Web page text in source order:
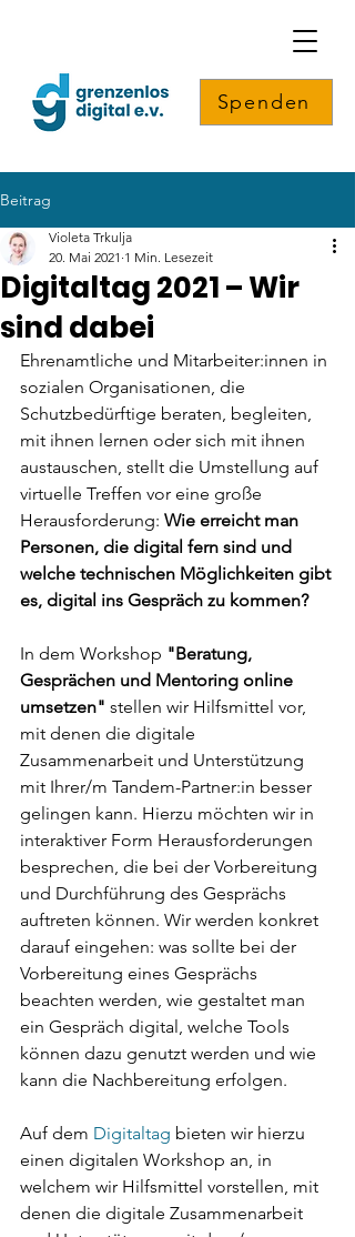
Spenden
Beitrag
Digitaltag 2021 – Wir
sind dabei
Violeta Trkulja
20. Mai 2021 1 Min. Lesezeit
Ehrenamtliche und Mitarbeiter:innen in
sozialen Organisationen, die
Schutzbedürftige beraten, begleiten,
mit ihnen lernen oder sich mit ihnen
austauschen, stellt die Umstellung auf
virtuelle Treffen vor eine große
Herausforderung: Wie erreicht man
Personen, die digital fern sind und
welche technischen Möglichkeiten gibt
es, digital ins Gespräch zu kommen?
In dem Workshop "Beratung,
Gesprächen und Mentoring online
umsetzen" stellen wir Hilfsmittel vor,
mit denen die digitale
Zusammenarbeit und Unterstützung
mit Ihrer/m Tandem-Partner:in besser
gelingen kann. Hierzu möchten wir in
interaktiver Form Herausforderungen
besprechen, die bei der Vorbereitung
und Durchführung des Gesprächs
auftreten können. Wir werden konkret
darauf eingehen: was sollte bei der
Vorbereitung eines Gesprächs
beachten werden, wie gestaltet man
ein Gespräch digital, welche Tools
können dazu genutzt werden und wie
kann die Nachbereitung erfolgen.
Auf dem Digitaltag bieten wir hierzu
einen digitalen Workshop an, in
welchem wir Hilfsmittel vorstellen, mit
denen die digitale Zusammenarbeit